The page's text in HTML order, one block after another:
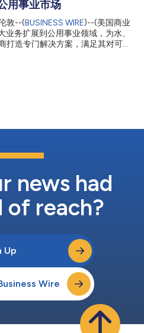
有着共同的愿景，即通过现代
的增强功能将使我们的新老客户受
勘测和土地开发领域数十年的经
的优势，可以帮助我们的客户加速
用事业市场
敦--(BUSINESS WIRE)--(美国商业
务扩展到公用事业领域，为水、
打造专门解决方案，满足其对可视
业公司能够通过网络浏览器和本地
ArcGIS公用事业网络数据进行可
全球公用事业和电信业务发展主管
而VertiGIS网络提供的解决方案通
们非常高兴地看到VertiGIS的解决
速交付模式使中小型公用事业公司
news had
of reach?
Up
Wire